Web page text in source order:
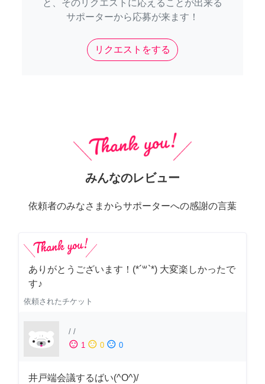
と、そのリクエストに応えることが出来る
サポーターから応募が来ます！
リクエストをする
みんなのレビュー
依頼者のみなさまからサポーターへの感謝の言葉
ありがとうございます！(*´꒳`*) 大変楽しかったで
す♪
依頼されたチケット
/ /
sentiment_satisfied 1 sentiment_neutral 0 sentiment_dissatisfied 0
井戸端会議するばい(^O^)/